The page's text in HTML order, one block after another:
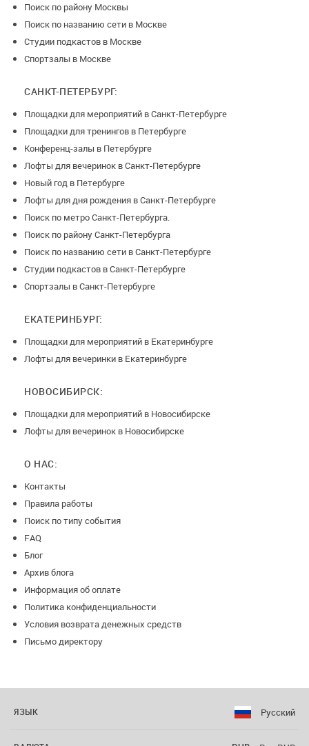
Поиск по району Москвы
Поиск по названию сети в Москве
Студии подкастов в Москве
Спортзалы в Москве
САНКТ-ПЕТЕРБУРГ:
Площадки для мероприятий в Санкт-Петербурге
Площадки для тренингов в Петербурге
Конференц-залы в Петербурге
Лофты для вечеринок в Санкт-Петербурге
Новый год в Петербурге
Лофты для дня рождения в Санкт-Петербурге
Поиск по метро Санкт-Петербурга.
Поиск по району Санкт-Петербурга
Поиск по названию сети в Санкт-Петербурге
Студии подкастов в Санкт-Петербурге
Спортзалы в Санкт-Петербурге
ЕКАТЕРИНБУРГ:
Площадки для мероприятий в Екатеринбурге
Лофты для вечеринки в Екатеринбурге
НОВОСИБИРСК:
Площадки для мероприятий в Новосибирске
Лофты для вечеринок в Новосибирске
О НАС:
Контакты
Правила работы
Поиск по типу события
FAQ
Блог
Архив блога
Информация об оплате
Политика конфиденциальности
Условия возврата денежных средств
Письмо директору
ЯЗЫК Русский